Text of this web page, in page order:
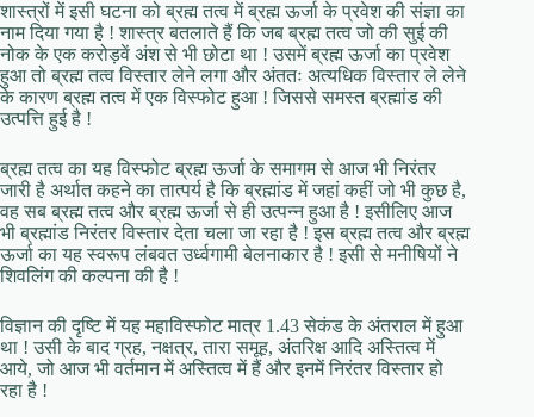
शास्त्रों में इसी घटना को ब्रह्म तत्व में ब्रह्म ऊर्जा के प्रवेश की संज्ञा का
नाम दिया गया है ! शास्त्र बतलाते हैं कि जब ब्रह्म तत्व जो की सुई की
नोक के एक करोड़वें अंश से भी छोटा था ! उसमें ब्रह्म ऊर्जा का प्रवेश
हुआ तो ब्रह्म तत्व विस्तार लेने लगा और अंततः अत्यधिक विस्तार ले लेने
के कारण ब्रह्म तत्व में एक विस्फोट हुआ ! जिससे समस्त ब्रह्मांड की
उत्पत्ति हुई है !
ब्रह्म तत्व का यह विस्फोट ब्रह्म ऊर्जा के समागम से आज भी निरंतर
जारी है अर्थात कहने का तात्पर्य है कि ब्रह्मांड में जहां कहीं जो भी कुछ है,
वह सब ब्रह्म तत्व और ब्रह्म ऊर्जा से ही उत्पन्न हुआ है ! इसीलिए आज
भी ब्रह्मांड निरंतर विस्तार देता चला जा रहा है ! इस ब्रह्म तत्व और ब्रह्म
ऊर्जा का यह स्वरूप लंबवत उर्ध्वगामी बेलनाकार है ! इसी से मनीषियों ने
शिवलिंग की कल्पना की है !
विज्ञान की दृष्टि में यह महाविस्फोट मात्र 1.43 सेकंड के अंतराल में हुआ
था ! उसी के बाद ग्रह, नक्षत्र, तारा समूह, अंतरिक्ष आदि अस्तित्व में
आये, जो आज भी वर्तमान में अस्तित्व में हैं और इनमें निरंतर विस्तार हो
रहा है !